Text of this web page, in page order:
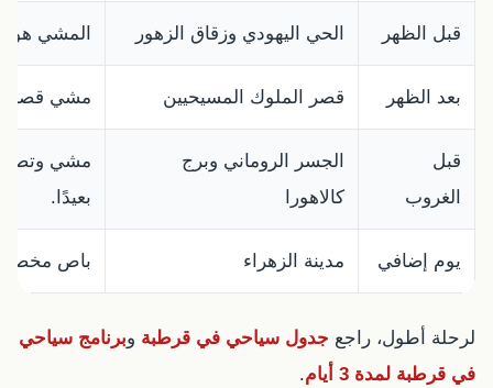
قبل الظهر الحي اليهودي وزقاق الزهور المشي هو
بعد الظهر قصر الملوك المسيحيين مشي قصير
قبل
الغروب
الجسر الروماني وبرج
كالاهورا
مشي
بعيدًا.
يوم إضافي مدينة الزهراء باص مخصص
لرحلة أطول، راجع جدول سياحي في قرطبة وبرنامج سياحي
في قرطبة لمدة 3 أيام
.